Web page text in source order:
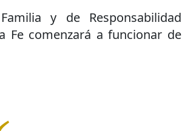
y de Responsabilidad
Fe comenzará a funcionar de